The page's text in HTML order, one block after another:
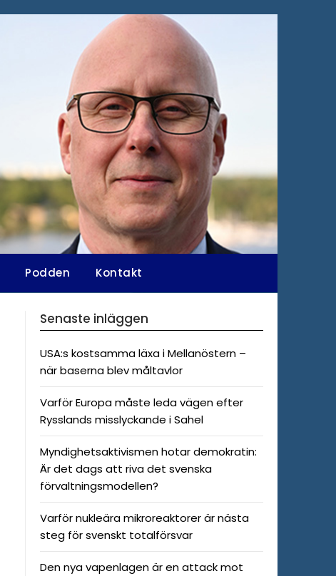
Podden Kontakt
Senaste inläggen
USA:s kostsamma läxa i Mellanöstern –
när baserna blev måltavlor
Varför Europa måste leda vägen efter
Rysslands misslyckande i Sahel
Myndighetsaktivismen hotar demokratin:
Är det dags att riva det svenska
förvaltningsmodellen?
Varför nukleära mikroreaktorer är nästa
steg för svenskt totalförsvar
Den nya vapenlagen är en attack mot